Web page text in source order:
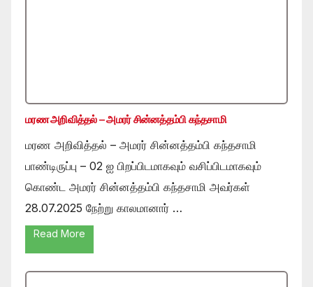
மரண அறிவித்தல் – அமரர் சின்னத்தம்பி கந்தசாமி
மரண அறிவித்தல் – அமரர் சின்னத்தம்பி கந்தசாமி
பாண்டிருப்பு – 02 ஐ பிறப்பிடமாகவும் வசிப்பிடமாகவும்
கொண்ட அமரர் சின்னத்தம்பி கந்தசாமி அவர்கள்
28.07.2025 நேற்று காலமானார் …
Read More